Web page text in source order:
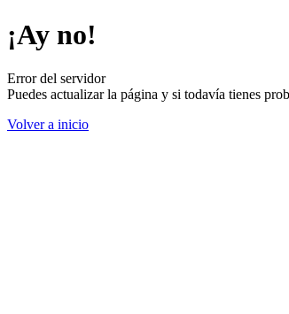
¡Ay no!
Error del servidor
Puedes actualizar la página y si todavía tienes
Volver a inicio